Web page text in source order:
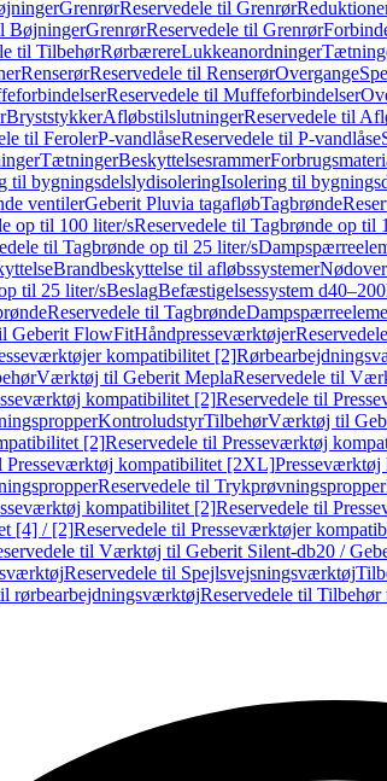
GrenrørReservedele til Grenrør
BøjningerGrenrørReservedele til Grenrør
til TilbehørRørbærereLukkeanordninger
RenserørReservedele til RenserørOvergange
Reservedele til Muffeforbindelser
BryststykkerAfløbstilslutningerReservedele til
til FerolerP-vandlåseReservedele til P-vandlåse
TætningerBeskyttelsesrammer
til bygningsdelslydisoleringIsolering til
ventilerGeberit Pluvia tagafløbTagbrønde
op til 100 liter/sReservedele til Tagbrønde op til
til Tagbrønde op til 25 liter/s
Brandbeskyttelse til afløbssystemer
til 25 liter/sBeslagBefæstigelsessystem d40–200
Reservedele til Tagbrønde
Geberit FlowFitHåndpresseværktøjer
kompatibilitet [2]
Værktøj til Geberit MeplaReservedele til
kompatibilitet [2]Reservedele til
KontroludstyrTilbehørVærktøj til
[2]Reservedele til Presseværktøj
Presseværktøj kompatibilitet [2XL]
Reservedele til Trykprøvningspropper
kompatibilitet [2]Reservedele til
[4] / [2]Reservedele til Presseværktøjer
til Værktøj til Geberit Silent-db20 /
Reservedele til Spejlsvejsningsværktøj
rørbearbejdningsværktøjReservedele til